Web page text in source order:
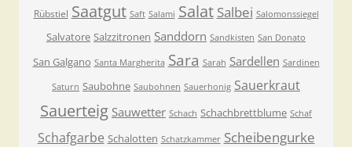
Rübstiel Saatgut Saft Salami Salat Salbei Salomonssiegel
Salvatore Salzzitronen Sanddorn Sandkisten San Donato
San Galgano Santa Margherita Sara Sarah Sardellen Sardinen
Saturn Saubohne Saubohnen Sauerhonig Sauerkraut
Sauerteig Sauwetter Schach Schachbrettblume Schaf
Schafgarbe Schalotten Schatzkammer Scheibengurke